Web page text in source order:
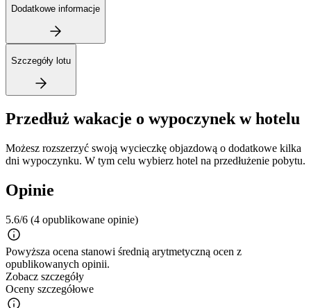
Dodatkowe informacje
Szczegóły lotu
Przedłuż wakacje o wypoczynek w hotelu
Możesz rozszerzyć swoją wycieczkę objazdową o dodatkowe kilka
dni wypoczynku. W tym celu wybierz hotel na przedłużenie pobytu.
Opinie
5.6/6 (4 opublikowane opinie)
Powyższa ocena stanowi średnią arytmetyczną ocen z
opublikowanych opinii.
Zobacz szczegóły
Oceny szczegółowe